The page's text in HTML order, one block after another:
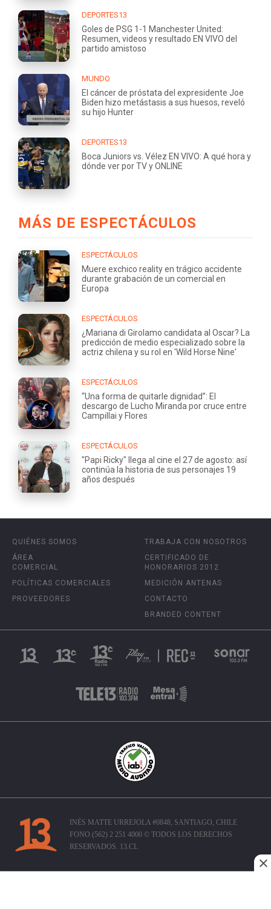
DEPORTES13
Goles de PSG 1-1 Manchester United:
Resumen, videos y resultado EN VIVO del
partido amistoso
MUNDO
El cáncer de próstata del expresidente Joe
Biden hizo metástasis a sus huesos, reveló
su hijo Hunter
DEPORTES13
Boca Juniors vs. Vélez EN VIVO: A qué hora y
dónde ver por TV y ONLINE
MÁS DE ESPECTÁCULOS
ESPECTÁCULOS
Muere exchico reality en trágico accidente
durante grabación de un comercial en
Europa
ESPECTÁCULOS
¿Mariana di Girolamo candidata al Oscar? La
predicción de medio especializado sobre la
actriz chilena y su rol en 'Wild Horse Nine'
ESPECTÁCULOS
“Una forma de quitarle dignidad”: El
descargo de Lucho Miranda por cruce entre
Campillai y Flores
ESPECTÁCULOS
"Papi Ricky" llega al cine el 27 de agosto: así
continúa la historia de sus personajes 19
años después
QUIÉNES SOMOS
ÁREA
COMERCIAL
POLÍTICAS COMERCIALES
PROVEEDORES
TRABAJA CON NOSOTROS
CERTIFICADO DE
HONORARIOS 2012
MEDICIÓN ANTENAS
CONTACTO
BRANDED CONTENT
INÉS MATTE URREJOLA #0848, SANTIAGO, CHILE
FONO (562) 2 251 4000 © TODOS LOS DERECHOS
RESERVADOS. 13.CL